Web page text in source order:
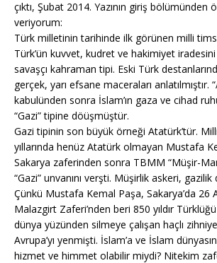
çıktı, Şubat 2014. Yazının giriş bölümünden
veriyorum:
Türk milletinin tarihinde ilk görünen milli
Türk’ün kuvvet, kudret ve hakimiyet
savaşçı kahraman tipi. Eski Türk
gerçek, yarı efsane maceraları anlatılmıştır.
kabulünden sonra İslam’ın gaza ve cihad
“Gazi” tipine döüşmüştür.
Gazi tipinin son büyük örneği Atatürk’tür.
yıllarında henüz Atatürk olmayan Mustafa
Sakarya zaferinden sonra TBMM “Müşir-
“Gazi” unvanını verşti. Müşirlik askeri,
Çünkü Mustafa Kemal Paşa, Sakarya’da 26
Malazgirt Zaferi’nden beri 850 yıldır
dünya yüzünden silmeye çalışan haçlı
Avrupa’yı yenmişti. İslam’a ve İslam
hizmet ve himmet olabilir miydi? Nitekim